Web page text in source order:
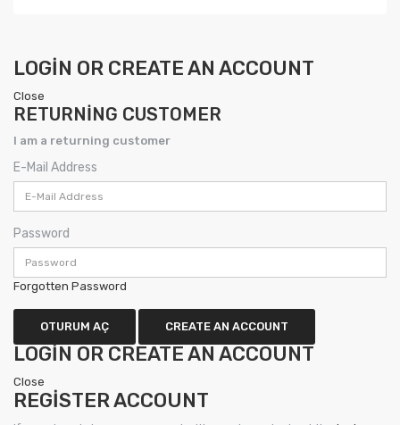
LOGIN OR CREATE AN ACCOUNT
Close
RETURNING CUSTOMER
I am a returning customer
E-Mail Address
Password
Forgotten Password
OTURUM AÇ CREATE AN ACCOUNT
LOGIN OR CREATE AN ACCOUNT
Close
REGISTER ACCOUNT